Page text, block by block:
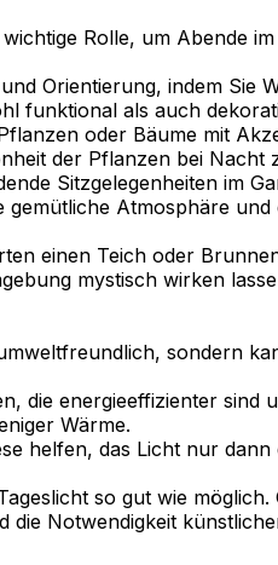
Rolle, um Abende
Orientierung, indem Sie
funktional als auch
oder Bäume mit
der Pflanzen bei Nacht
Sitzgelegenheiten im
Atmosphäre
einen Teich oder
mystisch wirken
sondern
die energieeffizienter sind
Wärme.
helfen, das Licht nur
so gut wie
die Notwendigkeit